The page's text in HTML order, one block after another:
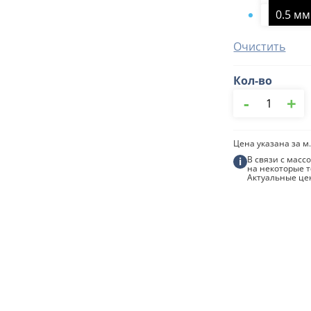
0.5 мм
Очистить
Кол-во
товара
1200/1150
- +
Цена указана за
i В связи с
на некоторые
Актуальные